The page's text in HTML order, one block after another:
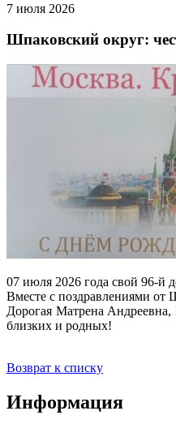
7 июля 2026
Шпаковский округ:
07 июля 2026 года свой 96-й
Вместе с поздравлениями от
Дорогая Матрена
близких и родных!
Возврат к списку
Информация